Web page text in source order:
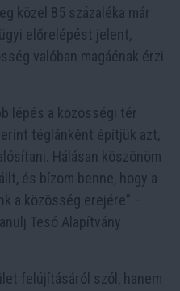
közel 85 százaléka már
előrelépést jelent,
valóban magáénak érzi
lépés a közösségi tér
téglánként építjük azt,
Hálásan köszönöm
és bízom benne, hogy a
a közösség erejére” –
Tesó Alapítvány
felújításáról szól, hanem